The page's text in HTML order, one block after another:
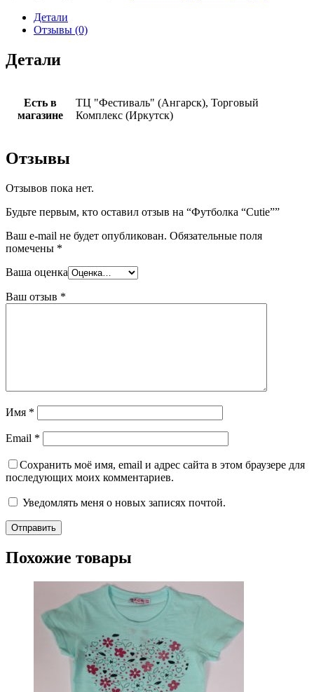
Детали
Отзывы (0)
Детали
Есть в
магазине
ТЦ "Фестиваль" (Ангарск), Торговый
Комплекс (Иркутск)
Отзывы
Отзывов пока нет.
Будьте первым, кто оставил отзыв на “Футболка “Cutie””
Ваш e-mail не будет опубликован. Обязательные поля
помечены *
Ваша оценка
Ваш отзыв *
Имя *
Email *
Сохранить моё имя, email и адрес сайта в этом браузере для
последующих моих комментариев.
Уведомлять меня о новых записях почтой.
Похожие товары